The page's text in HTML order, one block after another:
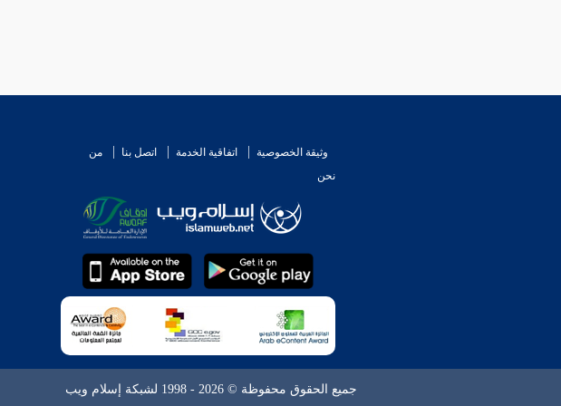
وثيقة الخصوصية اتفاقية الخدمة اتصل بنا
من
نحن
جميع الحقوق محفوظة © 2026 - 1998 لشبكة إسلام ويب